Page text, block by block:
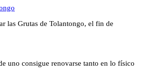
las Grutas de Tolantongo, el fin de
uno consigue renovarse tanto en lo físico